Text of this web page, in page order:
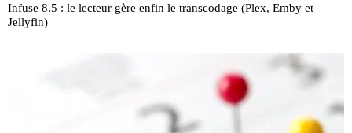
Infuse 8.5 : le lecteur gère enfin le transcodage (Plex, Emby et
Jellyfin)